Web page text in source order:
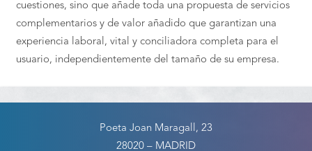
cuestiones, sino que añade toda una propuesta de servicios
complementarios y de valor añadido que garantizan una
experiencia laboral, vital y conciliadora completa para el
usuario, independientemente del tamaño de su empresa.
Poeta Joan Maragall, 23
28020 – MADRID